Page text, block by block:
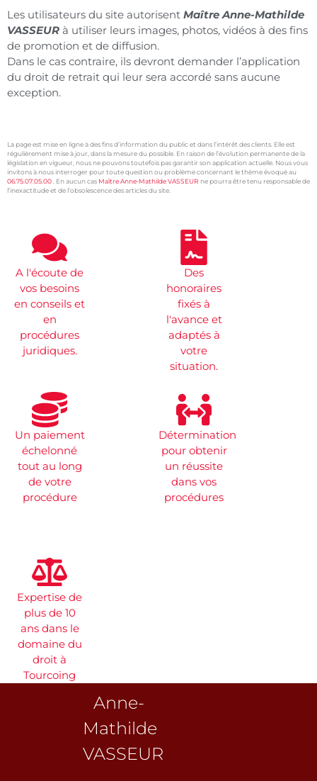
Les utilisateurs du site autorisent Maître Anne-Mathilde
VASSEUR à utiliser leurs images, photos, vidéos à des fins
de promotion et de diffusion.
Dans le cas contraire, ils devront demander l’application
du droit de retrait qui leur sera accordé sans aucune
exception.
La page est mise en ligne à des fins d’information du public et dans l’intérêt des clients. Elle est
régulièrement mise à jour, dans la mesure du possible. En raison de l’évolution permanente de la
législation en vigueur, nous ne pouvons toutefois pas garantir son application actuelle. Nous vous
invitons à nous interroger pour toute question ou problème concernant le thème évoqué au
06.75.07.05.00 . En aucun cas Maître Anne-Mathilde VASSEUR ne pourra être tenu responsable de
l’inexactitude et de l’obsolescence des articles du site.
A l'écoute de
vos besoins
en conseils et
en
procédures
juridiques.
Des
honoraires
fixés à
l'avance et
adaptés à
votre
situation.
Un paiement
échelonné
tout au long
de votre
procédure
Détermination
pour obtenir
un réussite
dans vos
procédures
Expertise de
plus de 10
ans dans le
domaine du
droit à
Tourcoing
Anne-
Mathilde
VASSEUR